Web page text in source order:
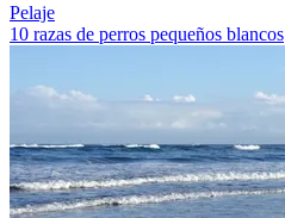
Pelaje
10 razas de perros pequeños blancos